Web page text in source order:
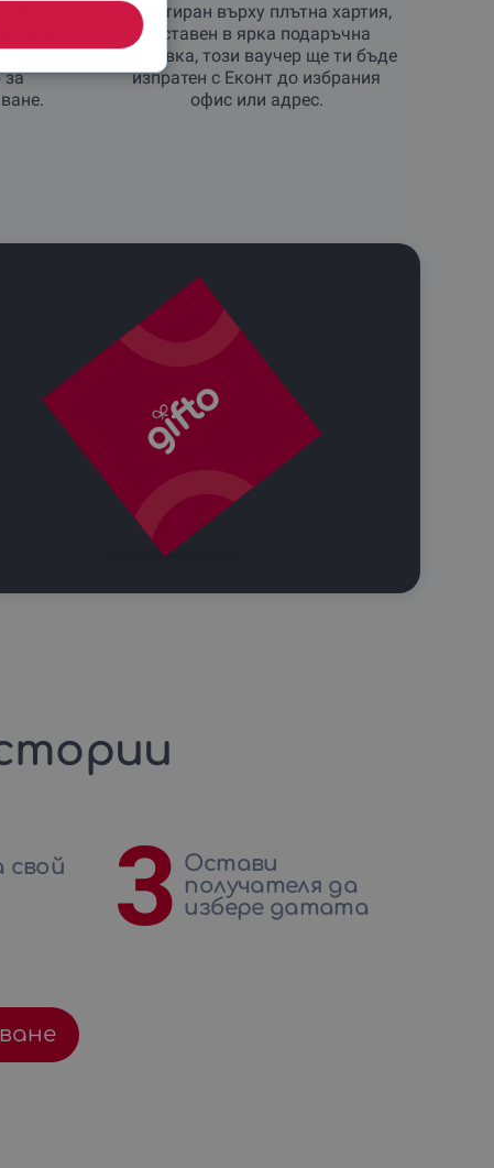
твое
за
Принтиран върху плътна хартия,
поставен в ярка подаръчна
опаковка, този ваучер ще ти бъде
изпратен с Еконт до избрания
офис или адрес.
свой
3 Остави
получателя да
избере датата